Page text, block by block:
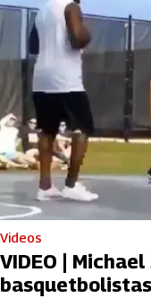
Videos
VIDEO |